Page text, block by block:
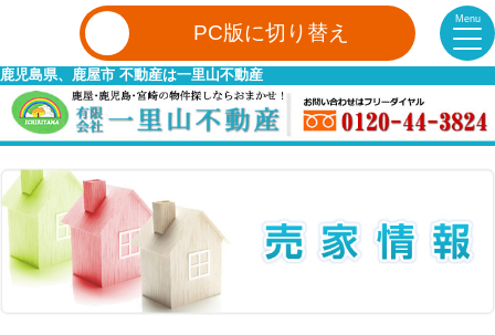
Menu
PC版に切り替え
鹿児島県、鹿屋市 不動産は一里山不動産